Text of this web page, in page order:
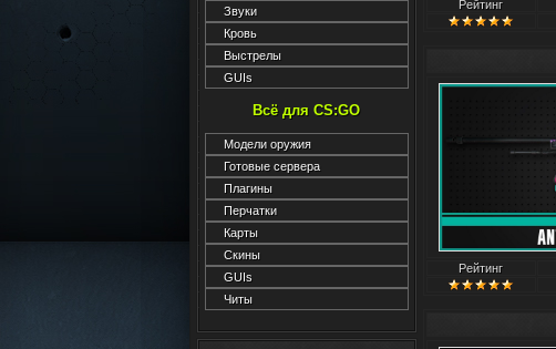
Звуки
Кровь
Выстрелы
GUIs
Всё для CS:GO
Модели оружия
Готовые сервера
Плагины
Перчатки
Карты
Скины
GUIs
Читы
Рейтинг
Рейтинг